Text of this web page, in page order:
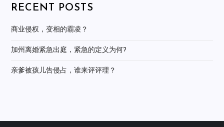
RECENT POSTS
商业侵权，变相的霸凌？
加州离婚紧急出庭，紧急的定义为何?
亲爹被孩儿告侵占，谁来评评理？